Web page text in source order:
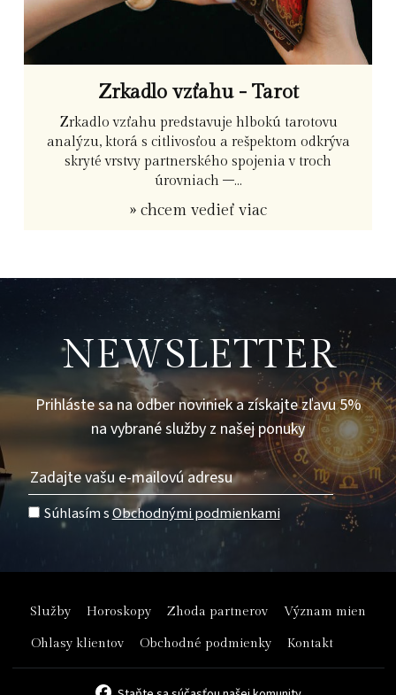
Zrkadlo vzťahu - Tarot
Zrkadlo vzťahu predstavuje hlbokú tarotovu
analýzu, ktorá s citlivosťou a rešpektom odkrýva
skryté vrstvy partnerského spojenia v troch
úrovniach –...
» chcem vedieť viac
NEWSLETTER
Prihláste sa na odber noviniek a získajte zľavu 5%
na vybrané služby z našej ponuky
Súhlasím sObchodnými podmienkami
Služby Horoskopy Zhoda partnerov Význam mien
Ohlasy klientov Obchodné podmienky Kontakt